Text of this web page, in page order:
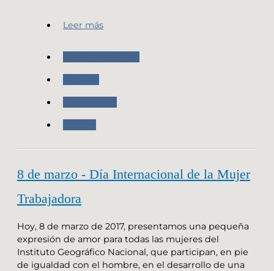
Leer más
8 de marzo - Día Internacional de la Mujer
Trabajadora
Hoy, 8 de marzo de 2017, presentamos una pequeña
expresión de amor para todas las mujeres del
Instituto Geográfico Nacional, que participan, en pie
de igualdad con el hombre, en el desarrollo de una